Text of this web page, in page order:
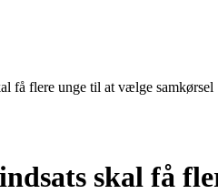
få flere unge til at vælge samkørsel
skal få